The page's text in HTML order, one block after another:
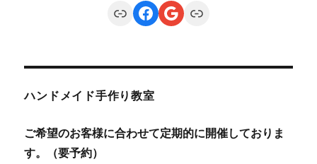
LinkFacebook
Google
Link
ハンドメイド手作り教室
ご希望のお客様に合わせて定期的に開催しておりま
す。（要予約）